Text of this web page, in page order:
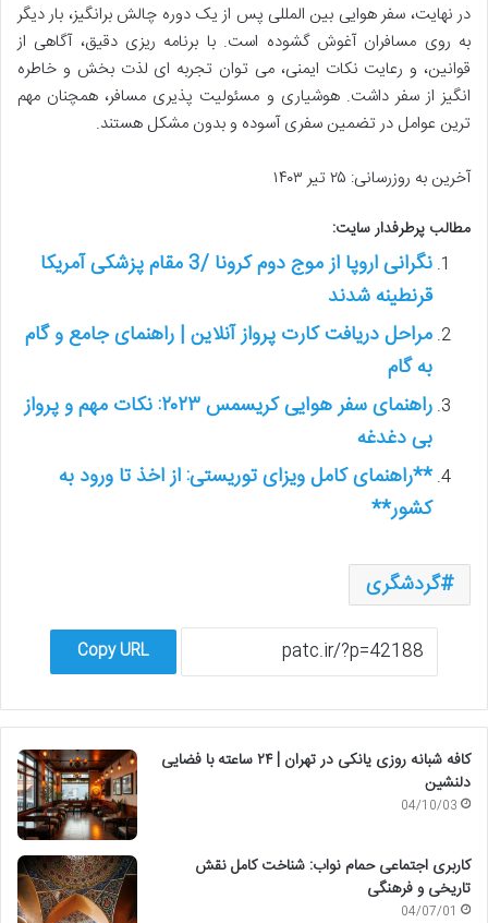
در نهایت، سفر هوایی بین المللی پس از یک دوره چالش برانگیز، بار دیگر
به روی مسافران آغوش گشوده است. با برنامه ریزی دقیق، آگاهی از
قوانین، و رعایت نکات ایمنی، می توان تجربه ای لذت بخش و خاطره
انگیز از سفر داشت. هوشیاری و مسئولیت پذیری مسافر، همچنان مهم
ترین عوامل در تضمین سفری آسوده و بدون مشکل هستند.
آخرین به روزرسانی: ۲۵ تیر ۱۴۰۳
مطالب پرطرفدار سایت:
نگرانی اروپا از موج دوم کرونا /3 مقام پزشکی آمریکا
قرنطینه شدند
مراحل دریافت کارت پرواز آنلاین | راهنمای جامع و گام
به گام
راهنمای سفر هوایی کریسمس ۲۰۲۳: نکات مهم و پرواز
بی دغدغه
**راهنمای کامل ویزای توریستی: از اخذ تا ورود به
کشور**
گردشگری
Copy URL
کافه شبانه روزی یانکی در تهران | ۲۴ ساعته با فضایی
دلنشین
04/10/03
کاربری اجتماعی حمام نواب: شناخت کامل نقش
تاریخی و فرهنگی
04/07/01